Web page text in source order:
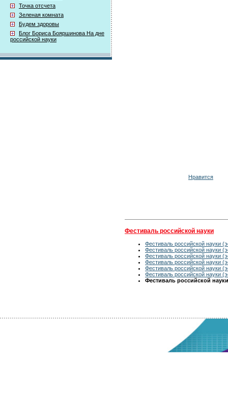
Точка отсчета
Зеленая комната
Будем здоровы
Блог Бориса Бояршинова На дне
российской науки
Нравится
Фестиваль российской науки
Фестиваль российской науки
Фестиваль российской науки
Фестиваль российской науки
Фестиваль российской науки
Фестиваль российской науки
Фестиваль российской науки
Фестиваль российской